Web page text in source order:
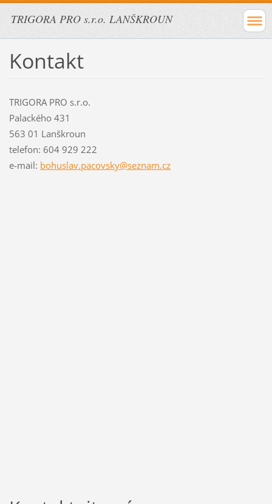
TRIGORA PRO s.r.o. LANŠKROUN
Kontakt
TRIGORA PRO s.r.o.
Palackého 431
563 01 Lanškroun
telefon: 604 929 222
e-mail: bohuslav.pacovsky@seznam.cz